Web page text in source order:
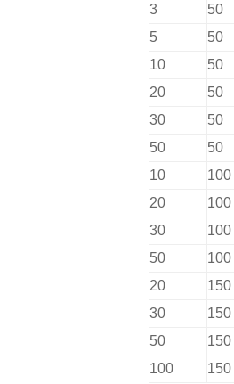
3
50
5
50
10
50
20
50
30
50
50
50
10
100
20
100
30
100
50
100
20
150
30
150
50
150
100
150